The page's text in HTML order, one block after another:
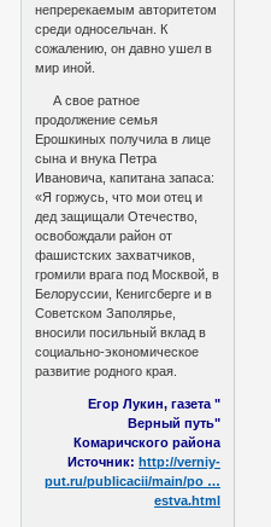
непререкаемым авторитетом
среди односельчан. К
сожалению, он давно ушел в
мир иной.
А свое ратное
продолжение семья
Ерошкиных получила в лице
сына и внука Петра
Ивановича, капитана запаса:
«Я горжусь, что мои отец и
дед защищали Отечество,
освобождали район от
фашистских захватчиков,
громили врага под Москвой, в
Белоруссии, Кенигсберге и в
Советском Заполярье,
вносили посильный вклад в
социально-экономическое
развитие родного края.
Егор Лукин, газета "
Верный путь"
Комаричского района
Источник: http://verniy-
put.ru/publicacii/main/po …
estva.html